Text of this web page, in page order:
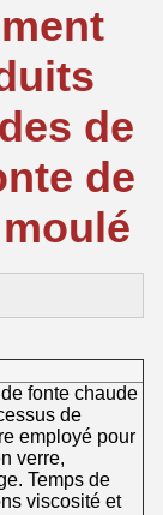
de
de
fonte chaude
de
employé pour
verre,
Temps de
viscosité et